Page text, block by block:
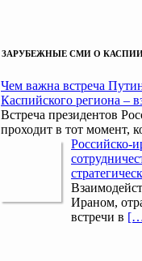
ЗАРУБЕЖНЫЕ СМИ О
Чем важна встреча
Каспийского региона –
Встреча президентов
проходит в тот момент,
Российско-
Ираном,
встречи в